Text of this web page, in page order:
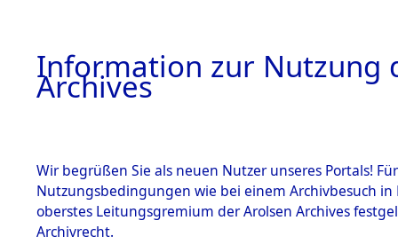
Information zur Nutzung
Archives
Wir begrüßen Sie als neuen Nutzer unseres Portals!
Nutzungsbedingungen wie bei einem Archivbesuch
oberstes Leitungsgremium der Arolsen Archives
Archivrecht.